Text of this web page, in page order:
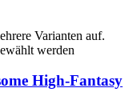
Varianten auf.
werden
High-Fantasy